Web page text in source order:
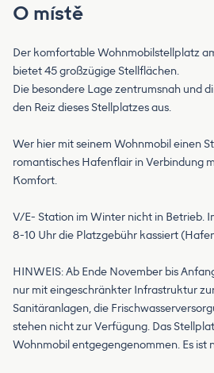
O místě
Der komfortable Wohnmobilstellplatz
bietet 45 großzügige Stellflächen.
Die besondere Lage zentrumsnah und
den Reiz dieses Stellplatzes aus.
Wer hier mit seinem Wohnmobil einen
romantisches Hafenflair in Verbindung
Komfort.
V/E- Station im Winter nicht in Betrieb.
8-10 Uhr die Platzgebühr kassiert
HINWEIS: Ab Ende November bis
nur mit eingeschränkter Infrastruktur
Sanitäranlagen, die
stehen nicht zur Verfügung. Das
Wohnmobil entgegengenommen. Es ist